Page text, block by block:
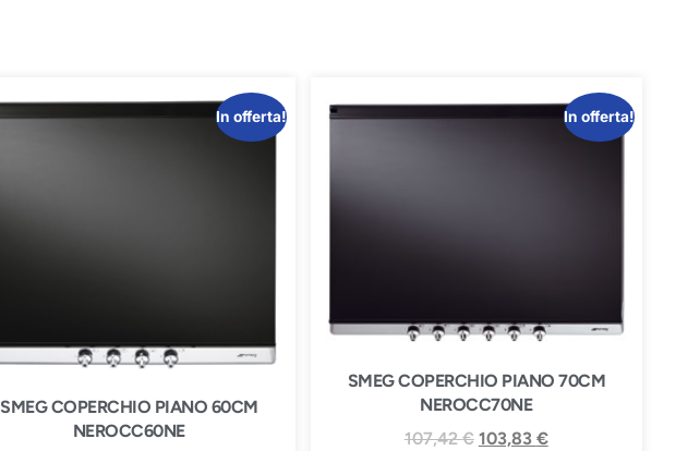
In offerta!
SMEG COPERCHIO PIANO 60CM
NEROCC60NE
In offerta!
SMEG COPERCHIO PIANO 70CM
NEROCC70NE
107,42€ 103,83 €